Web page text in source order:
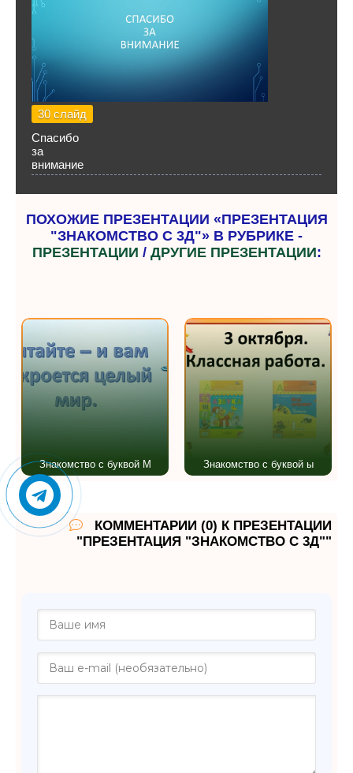
30 слайд
Спасибо
за
внимание
ПОХОЖИЕ ПРЕЗЕНТАЦИИ «ПРЕЗЕНТАЦИЯ
"ЗНАКОМСТВО С 3Д"» В РУБРИКЕ -
ПРЕЗЕНТАЦИИ / ДРУГИЕ ПРЕЗЕНТАЦИИ:
Знакомство с буквой М Знакомство с буквой ы
КОММЕНТАРИИ (0) К ПРЕЗЕНТАЦИИ
"ПРЕЗЕНТАЦИЯ "ЗНАКОМСТВО С 3Д""